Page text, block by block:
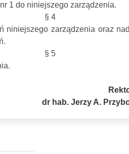
1 do niniejszego zarządzenia.
§ 4
niniejszego zarządzenia oraz
§ 5
dr hab. Jerzy A.